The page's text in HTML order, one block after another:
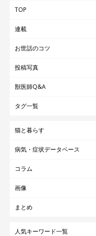
TOP
連載
お世話のコツ
投稿写真
獣医師Q&A
タグ一覧
猫と暮らす
病気・症状データベース
コラム
画像
まとめ
人気キーワード一覧